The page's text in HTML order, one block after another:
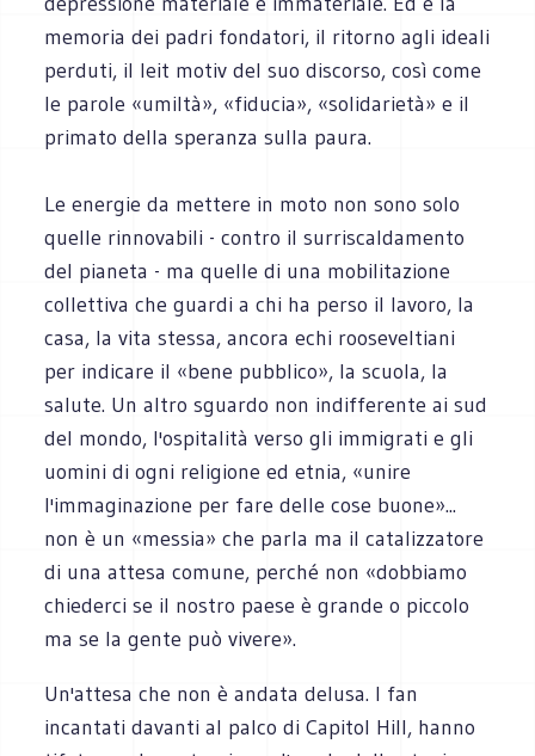
memoria dei padri fondatori, il ritorno agli ideali
perduti, il leit motiv del suo discorso, così come
le parole «umiltà», «fiducia», «solidarietà» e il
primato della speranza sulla paura.
Le energie da mettere in moto non sono solo
quelle rinnovabili - contro il surriscaldamento
del pianeta - ma quelle di una mobilitazione
collettiva che guardi a chi ha perso il lavoro, la
casa, la vita stessa, ancora echi rooseveltiani
per indicare il «bene pubblico», la scuola, la
salute. Un altro sguardo non indifferente ai sud
del mondo, l'ospitalità verso gli immigrati e gli
uomini di ogni religione ed etnia, «unire
l'immaginazione per fare delle cose buone»...
non è un «messia» che parla ma il catalizzatore
di una attesa comune, perché non «dobbiamo
chiederci se il nostro paese è grande o piccolo
ma se la gente può vivere».
Un'attesa che non è andata delusa. I fan
incantati davanti al palco di Capitol Hill, hanno